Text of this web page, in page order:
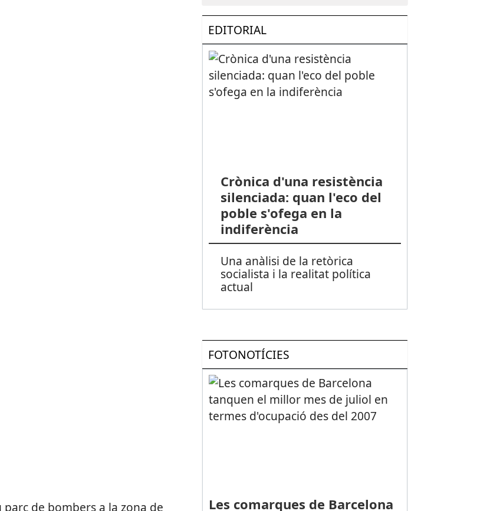
EDITORIAL
Crònica d'una resistència
silenciada: quan l'eco del
poble s'ofega en la
indiferència
Una anàlisi de la retòrica
socialista i la realitat política
actual
FOTONOTÍCIES
Les comarques de Barcelona